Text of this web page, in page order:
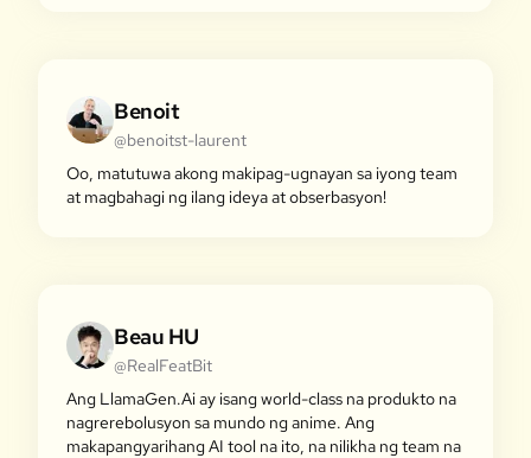
Benoit
@benoitst-laurent
Oo, matutuwa akong makipag-ugnayan sa iyong team
at magbahagi ng ilang ideya at obserbasyon!
Beau HU
@RealFeatBit
Ang LlamaGen.Ai ay isang world-class na produkto na
nagrerebolusyon sa mundo ng anime. Ang
makapangyarihang AI tool na ito, na nilikha ng team na